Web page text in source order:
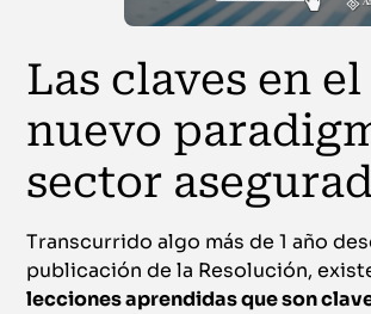
Las claves en el
nuevo
sector
Transcurrido algo más de 1 año
publicación de la Resolución,
lecciones aprendidas que son